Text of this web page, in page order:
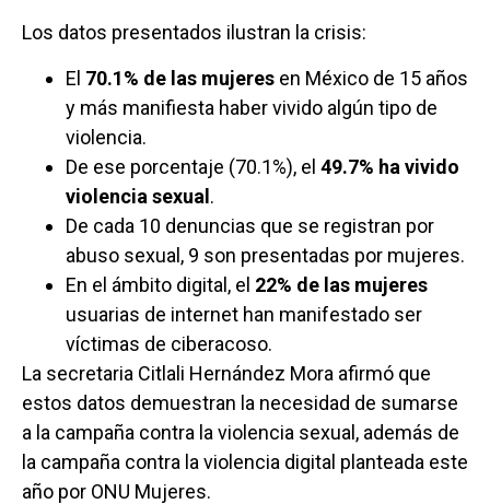
Los datos presentados ilustran la crisis:
El 70.1% de las mujeres en México de 15 años
y más manifiesta haber vivido algún tipo de
violencia.
De ese porcentaje (70.1%), el 49.7% ha vivido
violencia sexual.
De cada 10 denuncias que se registran por
abuso sexual, 9 son presentadas por mujeres.
En el ámbito digital, el 22% de las mujeres
usuarias de internet han manifestado ser
víctimas de ciberacoso.
La secretaria Citlali Hernández Mora afirmó que
estos datos demuestran la necesidad de sumarse
a la campaña contra la violencia sexual, además de
la campaña contra la violencia digital planteada este
año por ONU Mujeres.